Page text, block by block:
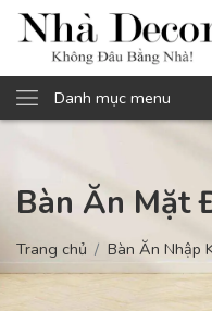
Danh mục menu
Bàn Ăn Mặt
Trang chủ Bàn Ăn Nhập